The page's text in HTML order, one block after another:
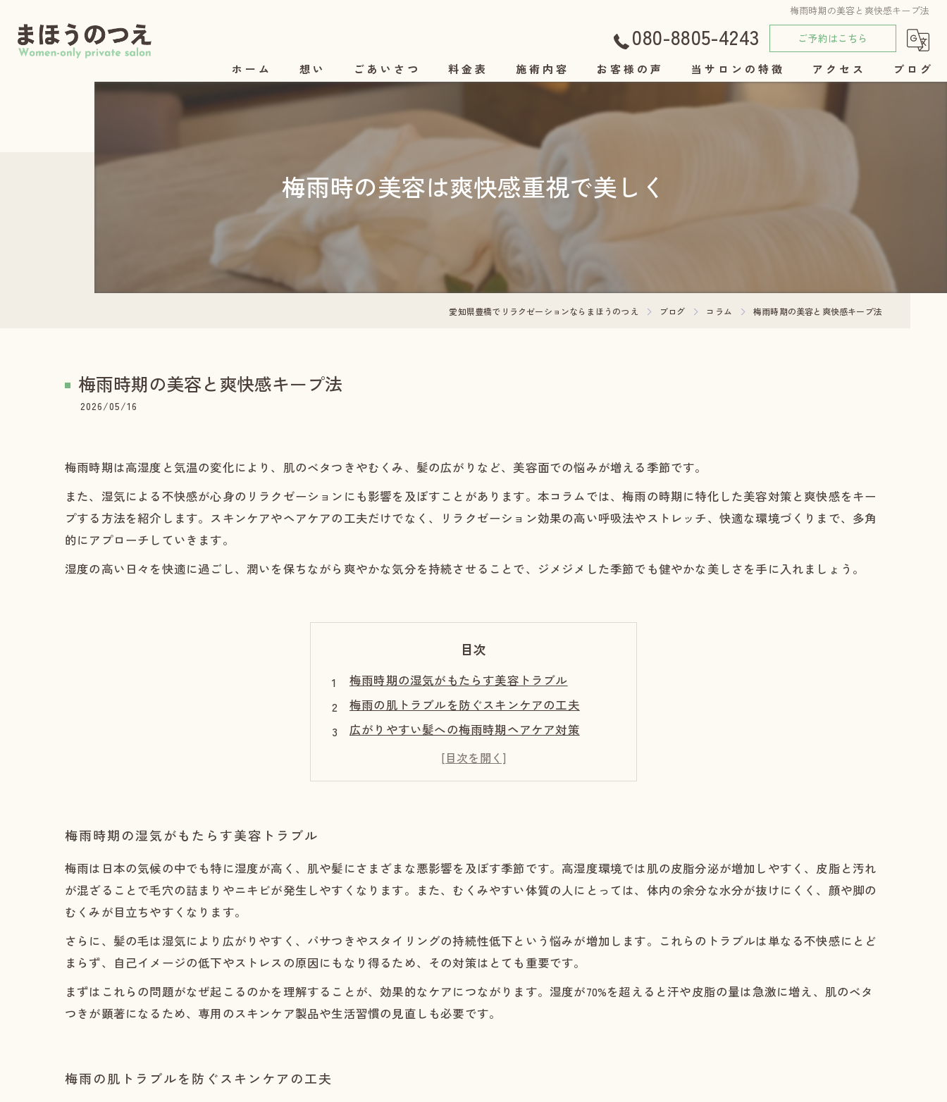
梅雨時期の美容と爽快感キープ法
080-8805-4243 ご予約はこちら
ホーム 想い ごあいさつ 料金表 施術内容 お客様の声 当サロンの特徴
女性
アクセス ブログ
梅雨時の美容は爽快感重視で美しく
愛知県豊橋でリラクゼーションならまほうのつえ ブログ コラム 梅雨時期の美容と爽快感キープ法
梅雨時期の美容と爽快感キープ法
2026/05/16
梅雨時期は高湿度と気温の変化により、肌のベタつきやむくみ、髪の広がりなど、美容面での悩みが増える季節です。
また、湿気による不快感が心身のリラクゼーションにも影響を及ぼすことがあります。本コラムでは、梅雨の時期に特化した美容対策と爽快感をキー
プする方法を紹介します。スキンケアやヘアケアの工夫だけでなく、リラクゼーション効果の高い呼吸法やストレッチ、快適な環境づくりまで、多角
的にアプローチしていきます。
湿度の高い日々を快適に過ごし、潤いを保ちながら爽やかな気分を持続させることで、ジメジメした季節でも健やかな美しさを手に入れましょう。
目次
梅雨時期の湿気がもたらす美容トラブル
梅雨の肌トラブルを防ぐスキンケアの工夫
広がりやすい髪への梅雨時期ヘアケア対策
心身の爽快感を保つための呼吸法とストレッチ
快適な室内環境づくりとまとめ
梅雨時期の湿気がもたらす美容トラブル
梅雨は日本の気候の中でも特に湿度が高く、肌や髪にさまざまな悪影響を及ぼす季節です。高湿度環境では肌の皮脂分泌が増加しやすく、皮脂と汚れ
が混ざることで毛穴の詰まりやニキビが発生しやすくなります。また、むくみやすい体質の人にとっては、体内の余分な水分が抜けにくく、顔や脚の
むくみが目立ちやすくなります。
さらに、髪の毛は湿気により広がりやすく、パサつきやスタイリングの持続性低下という悩みが増加します。これらのトラブルは単なる不快感にとど
まらず、自己イメージの低下やストレスの原因にもなり得るため、その対策はとても重要です。
まずはこれらの問題がなぜ起こるのかを理解することが、効果的なケアにつながります。湿度が70%を超えると汗や皮脂の量は急激に増え、肌のベタ
つきが顕著になるため、専用のスキンケア製品や生活習慣の見直しも必要です。
梅雨の肌トラブルを防ぐスキンケアの工夫